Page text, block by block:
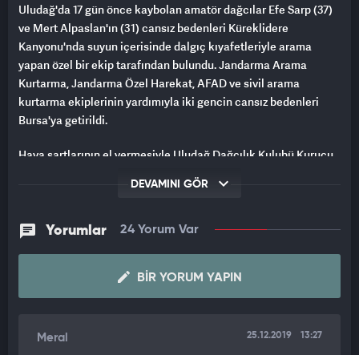
Uludağ'da 17 gün önce kaybolan amatör dağcılar Efe Sarp (37)
ve Mert Alpaslan'ın (31) cansız bedenleri Küreklidere
Kanyonu'nda suyun içerisinde dalgıç kıyafetleriyle arama
yapan özel bir ekip tarafından bulundu. Jandarma Arama
Kurtarma, Jandarma Özel Harekat, AFAD ve sivil arama
kurtarma ekiplerinin yardımıyla iki gencin cansız bedenleri
Bursa'ya getirildi.
Hava şartlarının el vermesiyle Uludağ Dağcılık Kulubü Kurucu
ekibiyle sabah saatlerinde 2. Oteller Bölgesi'nden kayıp
şelalesi bölgesinde arama çalışması başlattı.
dolu Küreklidere Kanyonu'na iplerle indiler. Burada ilk kez
suyun içerisinde arama faaliyeti başlatıldı. Hava şartlarının el
Efe Sarp ve hemen yakınında da uçak mühendisi Mert
DEVAMINI GÖR
Yorumlar 24 Yorum Var
BIR YORUM YAPIN
Meral 25.12.2019 13:27